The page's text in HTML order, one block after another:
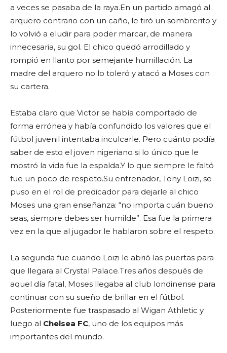
a veces se pasaba de la raya.En un partido amagó al
arquero contrario con un caño, le tiró un sombrerito y
lo volvió a eludir para poder marcar, de manera
innecesaria, su gol. El chico quedó arrodillado y
rompió en llanto por semejante humillación. La
madre del arquero no lo toleró y atacó a Moses con
su cartera.
Estaba claro que Victor se había comportado de
forma errónea y había confundido los valores que el
fútbol juvenil intentaba inculcarle. Pero cuánto podía
saber de esto el joven nigeriano si lo único que le
mostró la vida fue la espalda.Y lo que siempre le faltó
fue un poco de respeto.Su entrenador, Tony Loizi, se
puso en el rol de predicador para dejarle al chico
Moses una gran enseñanza: “no importa cuán bueno
seas, siempre debes ser humilde”. Esa fue la primera
vez en la que al jugador le hablaron sobre el respeto.
La segunda fue cuando Loizi le abrió las puertas para
que llegara al Crystal Palace.Tres años después de
aquel día fatal, Moses llegaba al club londinense para
continuar con su sueño de brillar en el fútbol.
Posteriormente fue traspasado al Wigan Athletic y
luego al Chelsea FC, uno de los equipos más
importantes del mundo.